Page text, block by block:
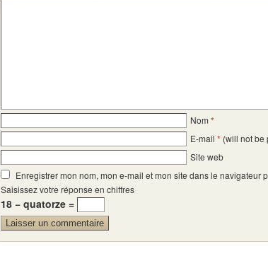
Nom *
E-mail * (will not be
Site web
Enregistrer mon nom, mon e-mail et mon site dans le navigateur
Saisissez votre réponse en chiffres
18 − quatorze =